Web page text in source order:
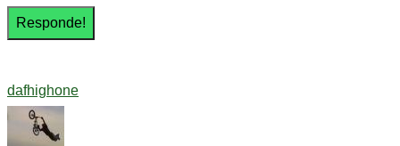
dafhighone